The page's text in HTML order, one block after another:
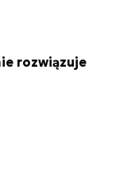
rozwiązuje